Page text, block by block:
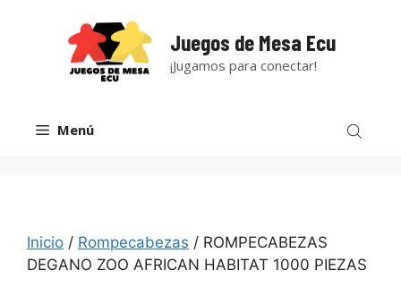
Juegos de Mesa Ecu
¡Jugamos para conectar!
Menú
Inicio / Rompecabezas / ROMPECABEZAS
DEGANO ZOO AFRICAN HABITAT 1000 PIEZAS